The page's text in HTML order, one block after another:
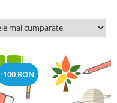
-100 RON